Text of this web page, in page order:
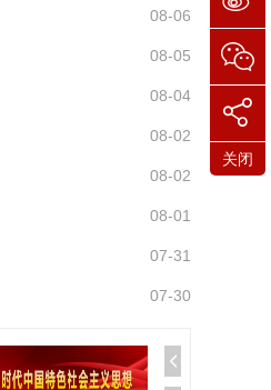
08-06
08-05
08-04
08-02
08-02
08-01
07-31
07-30
关闭